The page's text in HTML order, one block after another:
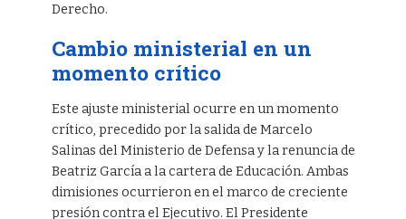
Derecho.
Cambio ministerial en un
momento crítico
Este ajuste ministerial ocurre en un momento
crítico, precedido por la salida de Marcelo
Salinas del Ministerio de Defensa y la renuncia de
Beatriz García a la cartera de Educación. Ambas
dimisiones ocurrieron en el marco de creciente
presión contra el Ejecutivo. El Presidente